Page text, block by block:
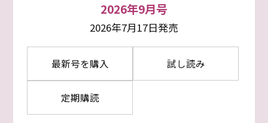
2026年9月号
2026年7月17日発売
最新号を購入 試し読み
定期購読